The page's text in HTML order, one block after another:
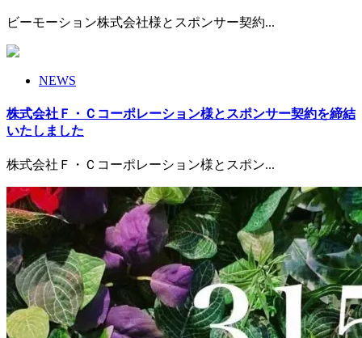
ビーモーション株式会社様とスポンサー契約...
NEWS
株式会社Ｆ・Ｃコーポレーション様とスポンサー契約を締結
いたしました
株式会社Ｆ・Ｃコーポレーション様とスポン...